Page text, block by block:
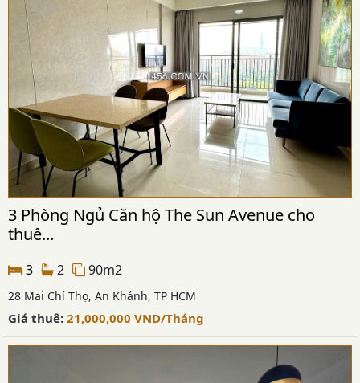
3 Phòng Ngủ Căn hộ The Sun Avenue cho
thuê...
3 2 90m2
28 Mai Chí Thọ, An Khánh, TP HCM
Giá thuê: 21,000,000 VND/Tháng